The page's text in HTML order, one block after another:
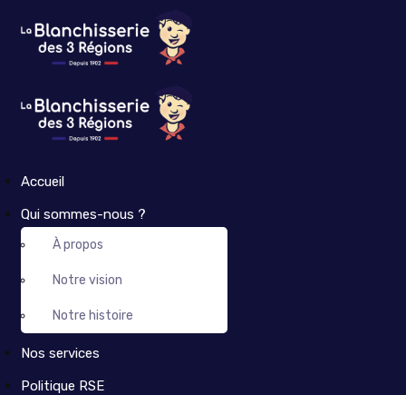
Accueil
Qui sommes-nous ?
À propos
Notre vision
Notre histoire
Nos services
Politique RSE